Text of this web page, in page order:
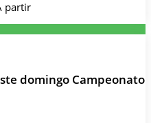
partir
domingo Campeonato